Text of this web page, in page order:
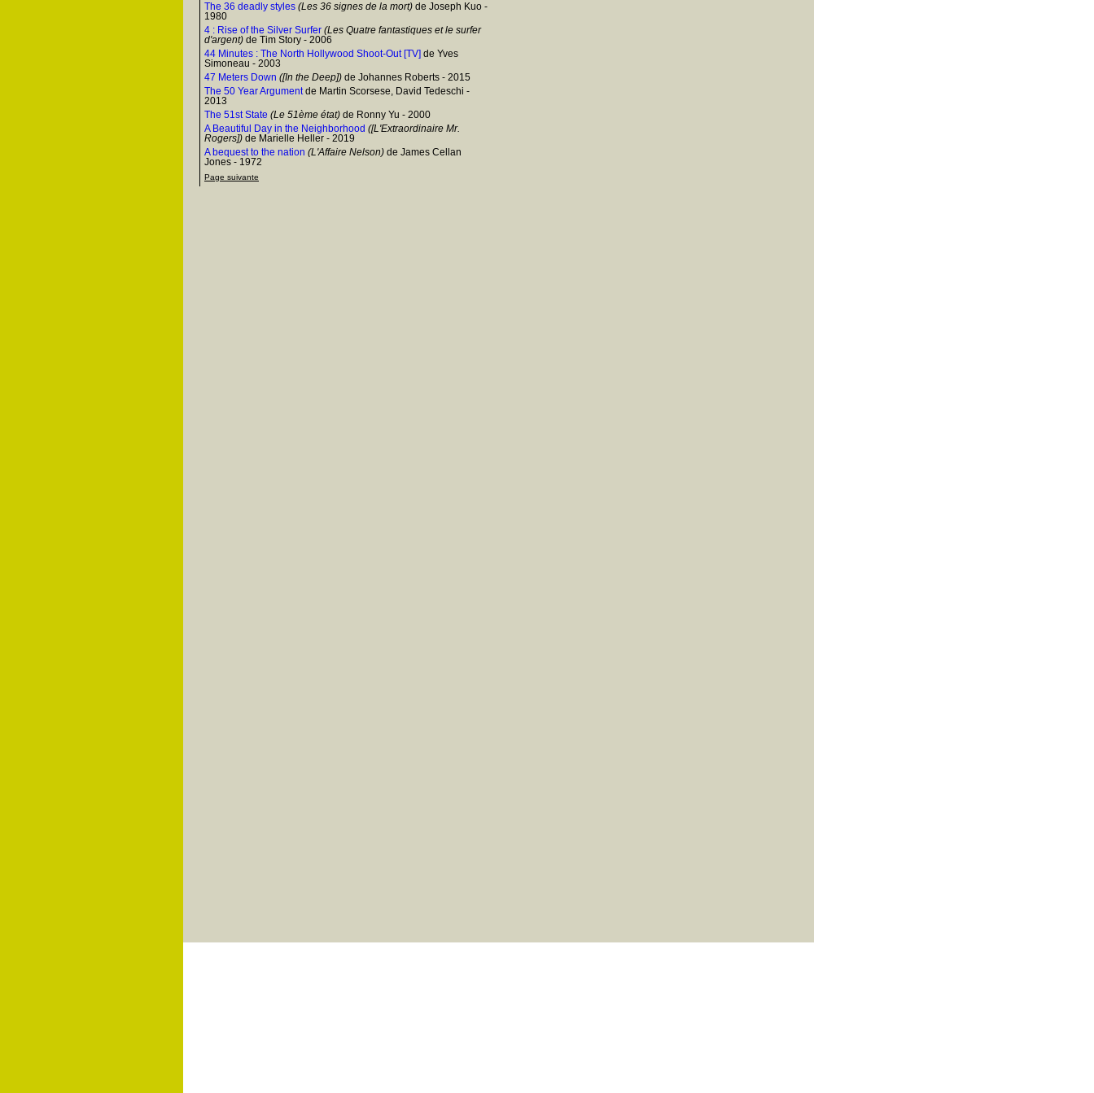
The 36 deadly styles (Les 36 signes de la mort) de Joseph Kuo -
1980
4 : Rise of the Silver Surfer (Les Quatre fantastiques et le surfer
d'argent) de Tim Story - 2006
44 Minutes : The North Hollywood Shoot-Out [TV] de Yves
Simoneau - 2003
47 Meters Down ([In the Deep]) de Johannes Roberts - 2015
The 50 Year Argumentde Martin Scorsese, David Tedeschi -
2013
The 51st State (Le 51ème état) de Ronny Yu - 2000
A Beautiful Day in the Neighborhood ([L'Extraordinaire Mr.
Rogers]) de Marielle Heller - 2019
A bequest to the nation (L'Affaire Nelson) de James Cellan
Jones - 1972
Page suivante